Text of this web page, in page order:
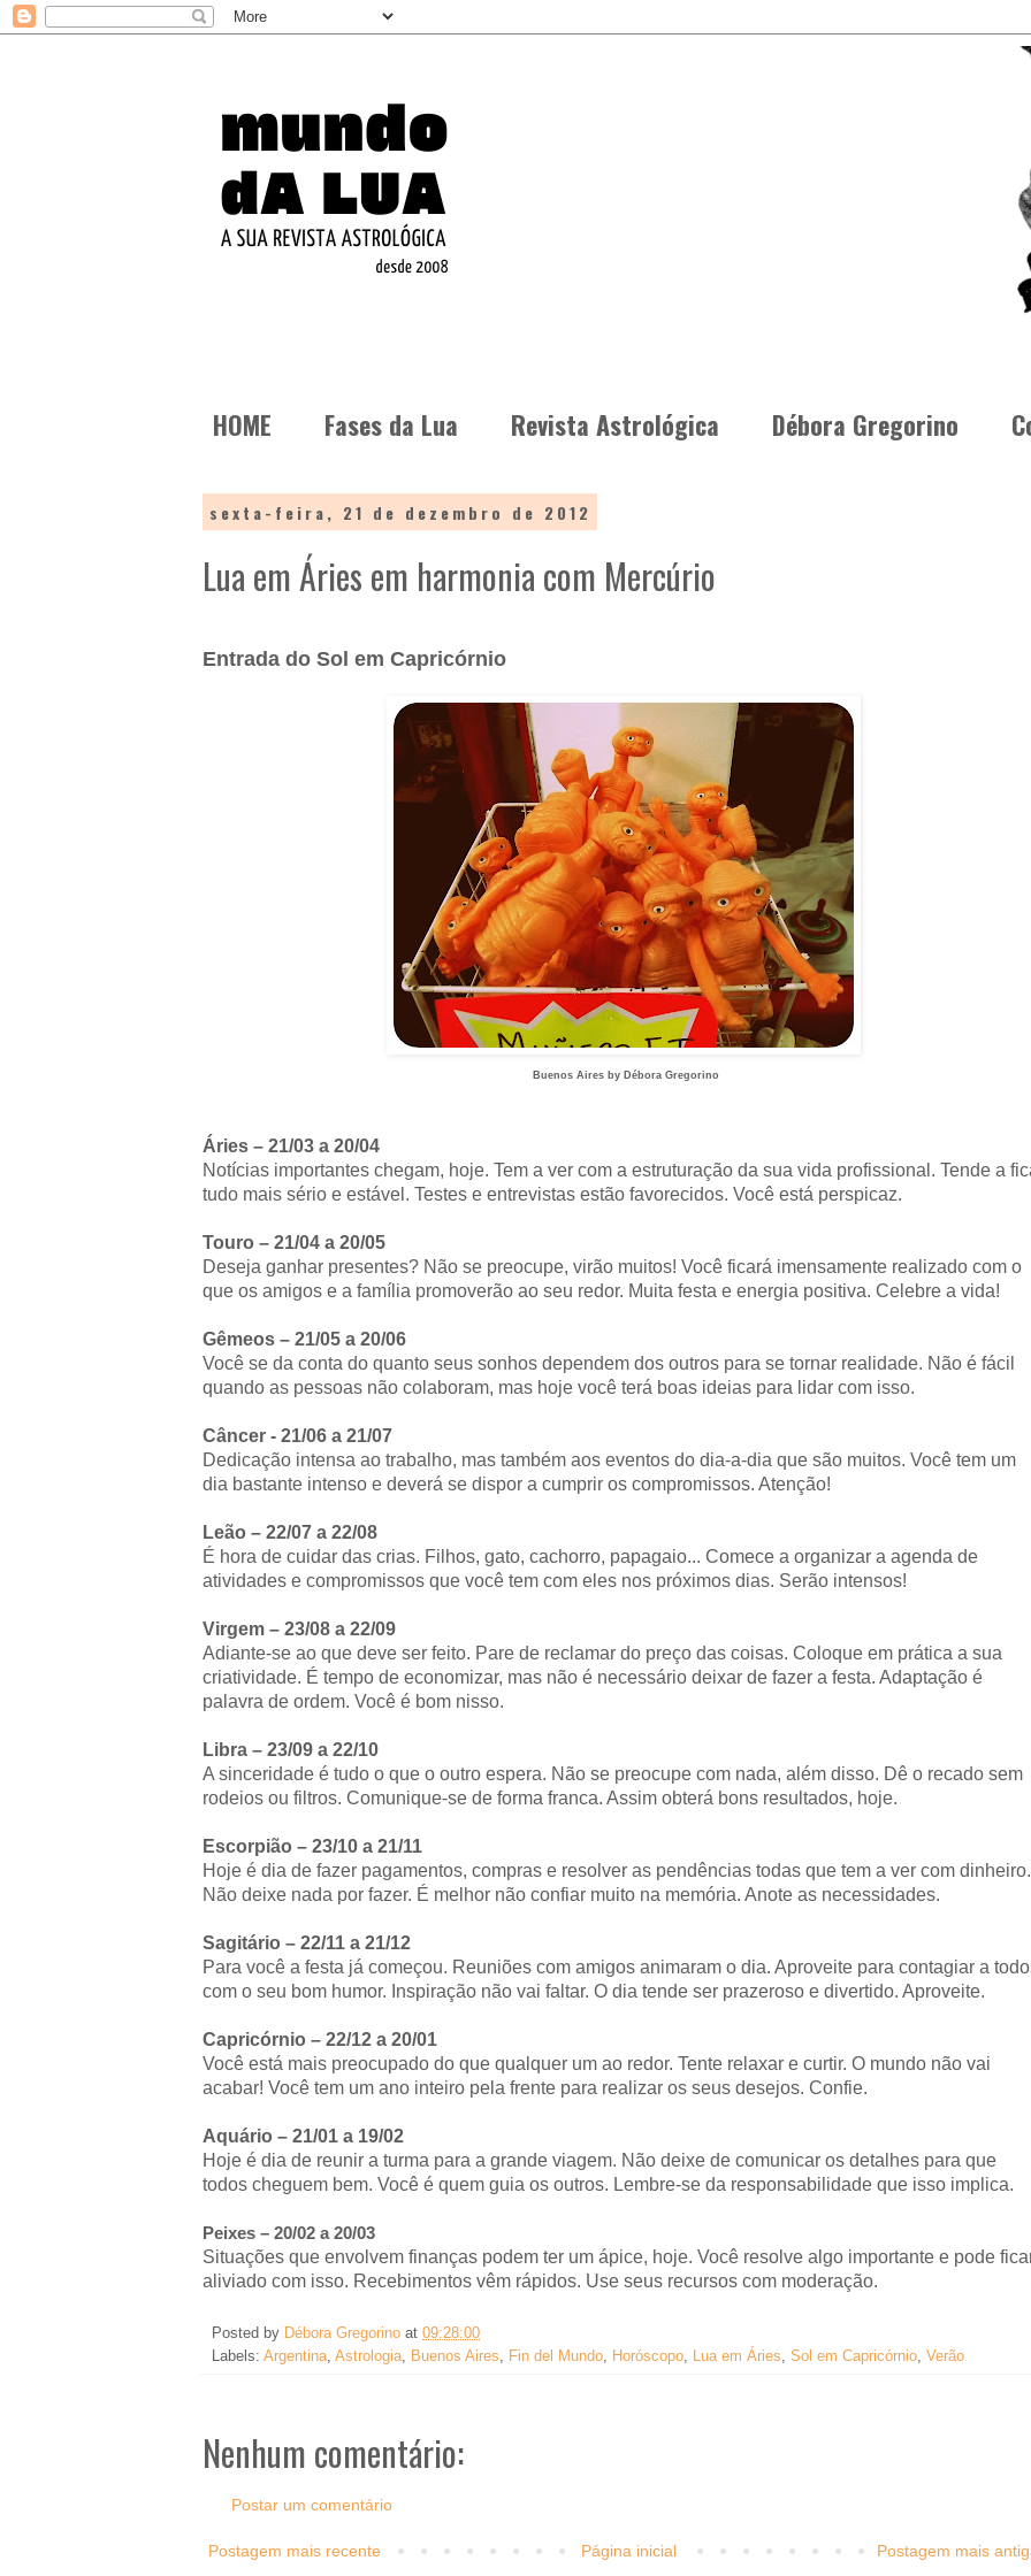
HOME Fases da Lua Revista Astrológica Débora Gregorino
sexta-feira, 21 de dezembro de 2012
Lua em Áries em harmonia com Mercúrio
Entrada do Sol em Capricórnio
Buenos Aires by Débora Gregorino
Áries – 21/03 a 20/04
Notícias importantes chegam, hoje. Tem a ver com a estruturação da sua vida profissional. Tende a
tudo mais sério e estável. Testes e entrevistas estão favorecidos. Você está perspicaz.
Touro – 21/04 a 20/05
Deseja ganhar presentes? Não se preocupe, virão muitos! Você ficará imensamente realizado com o
que os amigos e a família promoverão ao seu redor. Muita festa e energia positiva. Celebre a vida!
Gêmeos – 21/05 a 20/06
Você se da conta do quanto seus sonhos dependem dos outros para se tornar realidade. Não é fácil
quando as pessoas não colaboram, mas hoje você terá boas ideias para lidar com isso.
Câncer - 21/06 a 21/07
Dedicação intensa ao trabalho, mas também aos eventos do dia-a-dia que são muitos. Você tem um
dia bastante intenso e deverá se dispor a cumprir os compromissos. Atenção!
Leão – 22/07 a 22/08
É hora de cuidar das crias. Filhos, gato, cachorro, papagaio... Comece a organizar a agenda de
atividades e compromissos que você tem com eles nos próximos dias. Serão intensos!
Virgem – 23/08 a 22/09
Adiante-se ao que deve ser feito. Pare de reclamar do preço das coisas. Coloque em prática a sua
criatividade. É tempo de economizar, mas não é necessário deixar de fazer a festa. Adaptação é
palavra de ordem. Você é bom nisso.
Libra – 23/09 a 22/10
A sinceridade é tudo o que o outro espera. Não se preocupe com nada, além disso. Dê o recado sem
rodeios ou filtros. Comunique-se de forma franca. Assim obterá bons resultados, hoje.
Escorpião – 23/10 a 21/11
Hoje é dia de fazer pagamentos, compras e resolver as pendências todas que tem a ver com dinheiro.
Não deixe nada por fazer. É melhor não confiar muito na memória. Anote as necessidades.
Sagitário – 22/11 a 21/12
Para você a festa já começou. Reuniões com amigos animaram o dia. Aproveite para contagiar a
com o seu bom humor. Inspiração não vai faltar. O dia tende ser prazeroso e divertido. Aproveite.
Capricórnio – 22/12 a 20/01
Você está mais preocupado do que qualquer um ao redor. Tente relaxar e curtir. O mundo não vai
acabar! Você tem um ano inteiro pela frente para realizar os seus desejos. Confie.
Aquário – 21/01 a 19/02
Hoje é dia de reunir a turma para a grande viagem. Não deixe de comunicar os detalhes para que
todos cheguem bem. Você é quem guia os outros. Lembre-se da responsabilidade que isso implica.
Peixes – 20/02 a 20/03
Situações que envolvem finanças podem ter um ápice, hoje. Você resolve algo importante e pode
aliviado com isso. Recebimentos vêm rápidos. Use seus recursos com moderação.
Posted by Débora Gregorino at 09:28:00
Labels: Argentina Astrologia Buenos Aires Fin del Mundo Horóscopo Lua em Áries Sol em Capricórnio Verão
Nenhum comentário:
Postar um comentário
Postagem mais recente Postagem mais
Página inicial